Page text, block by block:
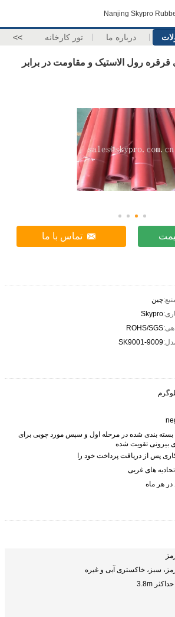
Nanjing Skypro
درباره ما تور کارخانه >>
رول الاستیک و مقاومت در برابر
تماس با ما
چین
Skypro
ROHS/SGS
SK9001-9009
بسته بندی شده در مرحله اول و سپس مورد چوبی برای
بیرونی تقویت شده
سبز، خاکستری آبی و غیره